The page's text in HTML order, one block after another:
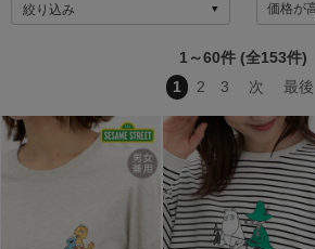
絞り込み
1～60件 (全153件)
1
2 3 次 最後